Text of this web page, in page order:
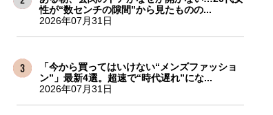
性が“数センチの隙間”から見たものの...
2026年07月31日
「今から買ってはいけない“メンズファッショ
ン”」最新4選。超速で“時代遅れ”にな...
2026年07月31日